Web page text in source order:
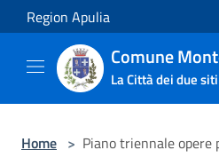
Salta al contenuto principale
Region Apulia
Comune
La Città dei due siti
Home > Piano triennale opere